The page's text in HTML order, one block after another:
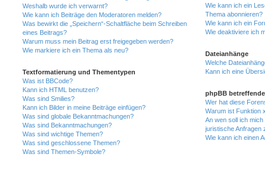
Weshalb wurde ich verwarnt?
Wie kann ich Beiträge den Moderatoren melden?
Was bewirkt die „Speichern“-Schaltfläche beim Schreiben
eines Beitrags?
Warum muss mein Beitrag erst freigegeben werden?
Wie markiere ich ein Thema als neu?
Textformatierung und Thementypen
Was ist BBCode?
Kann ich HTML benutzen?
Was sind Smilies?
Kann ich Bilder in meine Beiträge einfügen?
Was sind globale Bekanntmachungen?
Was sind Bekanntmachungen?
Was sind wichtige Themen?
Was sind geschlossene Themen?
Was sind Themen-Symbole?
Wie kann ich ein
Thema abonnieren?
Wie kann ich ein
Wie deaktiviere ich
Dateianhänge
Welche
Kann ich eine
phpBB
Wer hat diese
Warum ist Funktion
An wen soll ich
juristische Anfragen
Wie kann ich einen